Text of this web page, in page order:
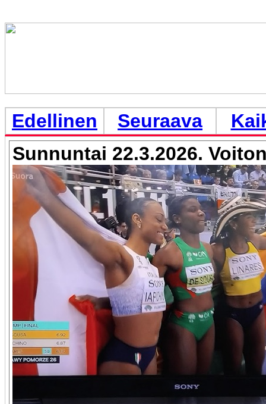
Edellinen Seuraava
Sunnuntai 22.3.2026.